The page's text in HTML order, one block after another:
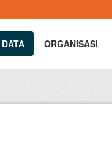
ORGANISASI